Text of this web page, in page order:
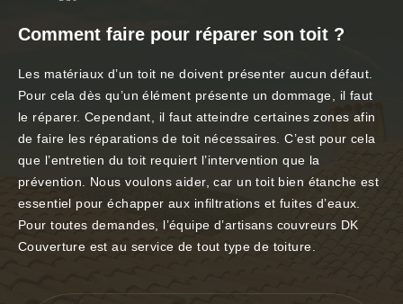
Comment faire pour réparer son toit ?
Les matériaux d’un toit ne doivent présenter aucun défaut.
Pour cela dès qu’un élément présente un dommage, il faut
le réparer. Cependant, il faut atteindre certaines zones afin
de faire les réparations de toit nécessaires. C’est pour cela
que l’entretien du toit requiert l’intervention que la
prévention. Nous voulons aider, car un toit bien étanche est
essentiel pour échapper aux infiltrations et fuites d’eaux.
Pour toutes demandes, l’équipe d’artisans couvreurs DK
Couverture est au service de tout type de toiture.